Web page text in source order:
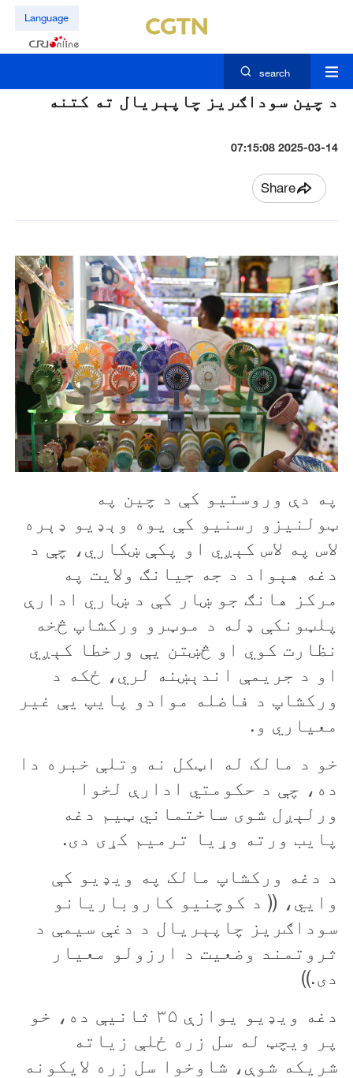
Language
search
د چين سوداګريز چاپېريال ته کتنه
2025-03-14 07:15:08
Share
په دې وروستيو کې د چين په
ټولنيزو رسنيو کې يوه وېډيو ډېره
لاس په لاس کېږي او پکې ښکاري، چې د
دغه هېواد د جه جيانګ ولايت په
مرکز هانګ جو ښار کې د ښاري ادارې
پلټونکې ډله د موټرو ورکشاپ څخه
نظارت کوي او څښتن يې ورخطا کېږي
او د جریمې اندېښنه لري، ځکه د
ورکشاپ د فاضله موادو پايپ يې غير
معياري و.
خو د مالک له اټکل نه وتلې خبره دا
ده، چې د حکومتي ادارې لخوا
ورلېږل شوی ساختماني ټیم دغه
پايب ورته وړيا ترميم کړی دی.
د دغه ورکشاپ مالک په ويډيو کې
وایي، (( د کوچنيو کاروباريانو
سوداګريز چاپېريال د دغې سيمې د
ثروتمند وضعيت د ارزولو معيار
دی.))
دغه ويډيو يوازې ۳۵ ثانيې ده، خو
پر ويچټ له سل زره ځلې زیاته
شريکه شوې، شاوخوا سل زره لایکونه